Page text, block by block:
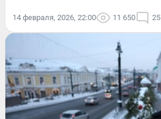
14 февраля, 2026, 22:00 11 650 25